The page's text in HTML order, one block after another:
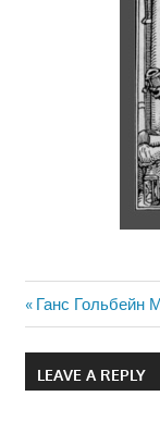
по
Previous
Post:
Ганс Гольбейн
LEAVE A REPLY